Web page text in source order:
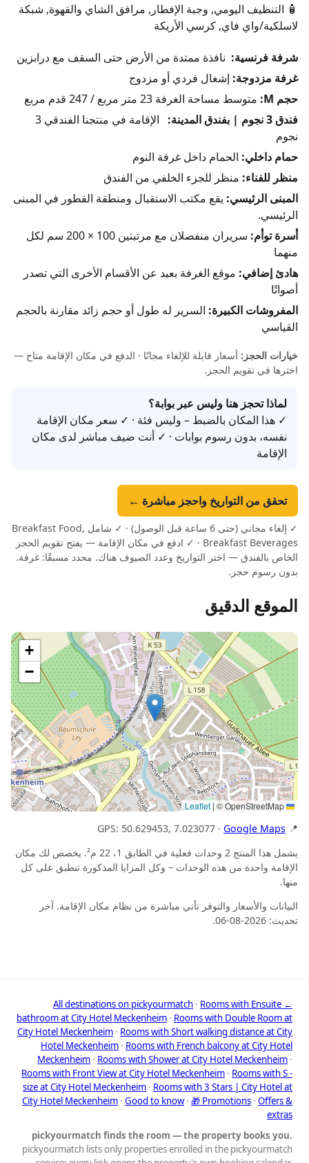
🧴 التنظيف اليومي, وجبة الإفطار, مرافق الشاي والقهوة, شبكة
لاسلكية/واي فاي, كرسي الأريكة
شرفة فرنسية: نافذة ممتدة من الأرض حتى السقف مع درابزين
غرفة مزدوجة: إشغال فردي أو مزدوج
حجم M:
متوسط مساحة الغرفة 23 متر مربع / 247 قدم مربع
فندق 3 نجوم | بفندق المدينة:
الإقامة في منتجنا الفندقي 3
نجوم
حمام داخلي: الحمام داخل غرفة النوم
منظر للفناء: منظر للجزء الخلفي من الفندق
المبنى الرئيسي: يقع مكتب الاستقبال ومنطقة الفطور في المبنى
الرئيسي.
أسرة توأم:
سريران منفصلان مع مرتبتين 100 × 200 سم لكل
منهما
هادئ إضافي: موقع الغرفة بعيد عن الأقسام الأخرى التي تصدر
أصواتًا
المفروشات الكبيرة: السرير له طول أو حجم زائد مقارنة بالحجم
القياسي
خيارات الحجز: أسعار قابلة للإلغاء مجانًا · الدفع في مكان الإقامة متاح —
اخترها في تقويم الحجز.
لماذا تحجز هنا وليس عبر بوابة؟
✓ هذا المكان بالضبط – وليس فئة · ✓ سعر مكان الإقامة
نفسه، بدون رسوم بوابات · ✓ أنت ضيف مباشر لدى مكان
الإقامة
تحقق من التواريخ واحجز مباشرة ←
✓ إلغاء مجاني (حتى 6 ساعة قبل الوصول) · ✓ شامل Breakfast Food,
Breakfast Beverages · ✓ ادفع في مكان الإقامة — يفتح تقويم الحجز
الخاص بالفندق — اختر التواريخ وعدد الضيوف هناك. محدد مسبقًا: غرفة.
بدون رسوم حجز.
الموقع الدقيق
+
−
| © OpenStreetMap
📍 GPS: 50.629453, 7.023077 ·
Google Maps
يشمل هذا المنتج 2 وحدات فعلية في الطابق 1، 22 م². يخصص لك مكان
الإقامة واحدة من هذه الوحدات – وكل المزايا المذكورة تنطبق على كل
منها.
البيانات والأسعار والتوفر تأتي مباشرة من نظام مكان الإقامة. آخر
تحديث: 2026-08-06.
← All destinations on pickyourmatch
· Rooms with Ensuite
bathroom at City Hotel Meckenheim · Rooms with Double Room at
City Hotel Meckenheim · Rooms with Short walking distance at City
Hotel Meckenheim · Rooms with French balcony at City Hotel
Meckenheim · Rooms with Shower at City Hotel Meckenheim ·
Rooms with Front View at City Hotel Meckenheim · Rooms with S -
size at City Hotel Meckenheim · Rooms with 3 Stars | City Hotel at
City Hotel Meckenheim · Good to know· 🎁 Promotions · Offers &
extras
pickyourmatch finds the room — the property books you.
pickyourmatch lists only properties enrolled in the pickyourmatch